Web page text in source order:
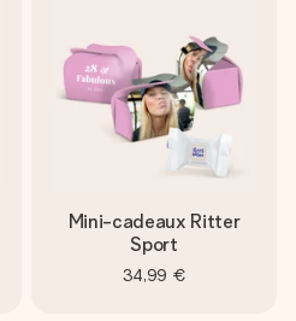
Mini-cadeaux Ritter
Sport
34,99 €